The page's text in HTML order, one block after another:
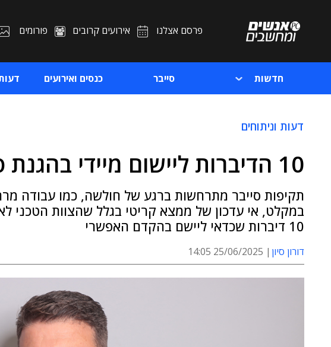
פרסם אצלנו אירועים קרובים פורומים
חדשות סייבר כנסים ואירועים
דעות וניתוחים
10 הדיברות ליישום מיידי בהגנת סייבר
תקיפות סייבר מתרחשות ברגע של חולשה, כמו עבודה
במקלט, אי עדכון של ממצא קריטי בגלל שהצוות הטכני
10 דיברות שכדאי ליישם בהקדם האפשרי
דורון סיון 25/06/2025 14:05